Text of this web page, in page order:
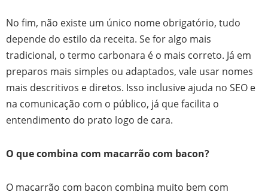
No fim, não existe um único nome obrigatório, tudo
depende do estilo da receita. Se for algo mais
tradicional, o termo carbonara é o mais correto. Já em
preparos mais simples ou adaptados, vale usar nomes
mais descritivos e diretos. Isso inclusive ajuda no SEO e
na comunicação com o público, já que facilita o
entendimento do prato logo de cara.
O que combina com macarrão com bacon?
O macarrão com bacon combina muito bem com